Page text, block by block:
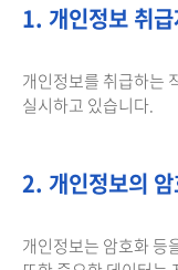
1. 개인정보 취
개인정보를 취급하는
실시하고 있습니다.
2. 개인정보의
개인정보는 암호화 등